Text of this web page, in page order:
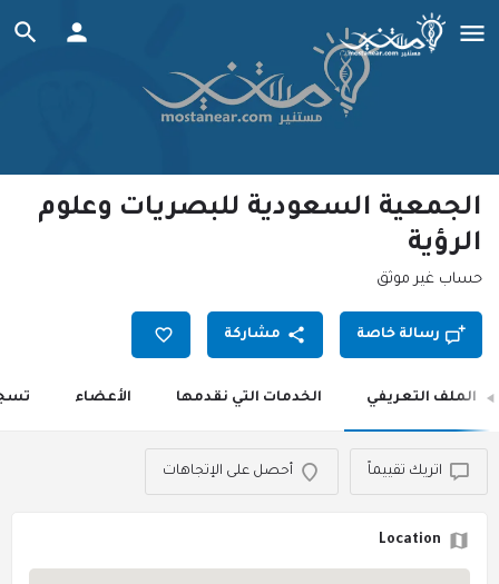
الجمعية السعودية للبصريات وعلوم
الرؤية
حساب غير موثق
رسالة خاصة مشاركة
الملف التعريفي الخدمات التي نقدمها الأعضاء
اتريك تقييماً أحصل على الإتجاهات
Location